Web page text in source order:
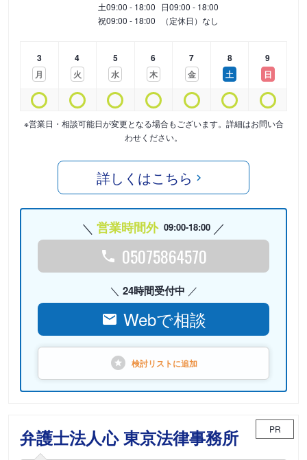
土09:00 - 18:00 日09:00 - 18:00
祝09:00 - 18:00 （定休日）なし
3
月
4
火
5
水
6
木
7
金
8
土
9
日
※営業日・相談可能日が変更となる場合もございます。詳細はお問い合
わせください。
詳しくはこちら
営業時間外 09:00-18:00
05075864570
24時間受付中
Webで相談
検討リストに追加
弁護士法人心 東京法律事務所 PR